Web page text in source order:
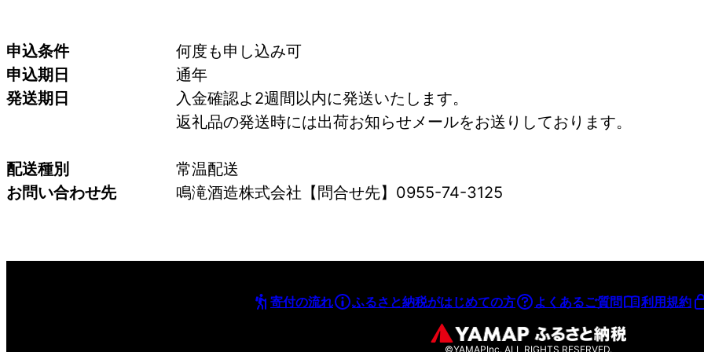
申込条件
何度も申し込み可
申込期日
通年
発送期日
入金確認よ2週間以内に発送いたします。
返礼品の発送時には出荷お知らせメールをお送りしております。
配送種別
常温配送
お問い合わせ先
鳴滝酒造株式会社【問合せ先】0955-74-3125
寄付の流れ ふるさと納税がはじめての方 よくあるご質問 利用規約
©YAMAPInc. ALL RIGHTS RESERVED.